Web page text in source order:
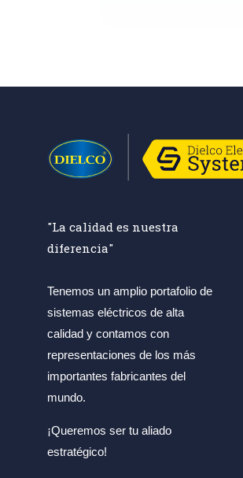
"La calidad es nuestra
diferencia"
Tenemos un amplio portafolio de
sistemas eléctricos de alta
calidad y contamos con
representaciones de los más
importantes fabricantes del
mundo.
¡Queremos ser tu aliado
estratégico!